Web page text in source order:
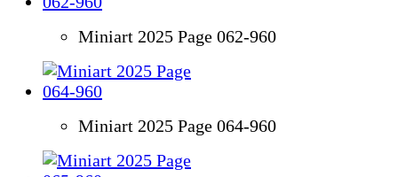
Miniart 2025 Page 062-960
Miniart 2025 Page 064-960